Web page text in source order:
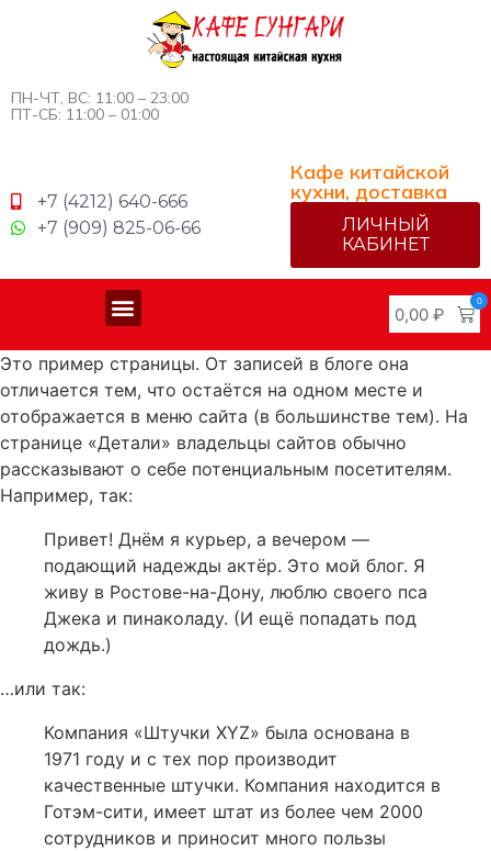
ПН-ЧТ, ВС: 11:00 – 23:00
ПТ-СБ: 11:00 – 01:00
+7 (4212) 640-666
+7 (909) 825-06-66
Кафе китайской
кухни, доставка
ЛИЧНЫЙ
КАБИНЕТ
0,00 ₽
0
Это пример страницы. От записей в блоге она
отличается тем, что остаётся на одном месте и
отображается в меню сайта (в большинстве тем). На
странице «Детали» владельцы сайтов обычно
рассказывают о себе потенциальным посетителям.
Например, так:
Привет! Днём я курьер, а вечером —
подающий надежды актёр. Это мой блог. Я
живу в Ростове-на-Дону, люблю своего пса
Джека и пинаколаду. (И ещё попадать под
дождь.)
…или так:
Компания «Штучки XYZ» была основана в
1971 году и с тех пор производит
качественные штучки. Компания находится в
Готэм-сити, имеет штат из более чем 2000
сотрудников и приносит много пользы